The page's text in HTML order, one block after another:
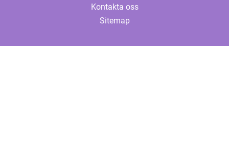
Kontakta oss
Sitemap